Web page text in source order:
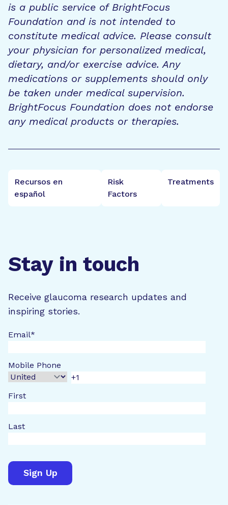
is a public service of BrightFocus
Foundation and is not intended to
constitute medical advice. Please consult
your physician for personalized medical,
dietary, and/or exercise advice. Any
medications or supplements should only
be taken under medical supervision.
BrightFocus Foundation does not endorse
any medical products or therapies.
Recursos en
español
Risk
Factors
Treatments
Stay in touch
Receive glaucoma research updates and
inspiring stories.
Email*
Mobile Phone
First
Last